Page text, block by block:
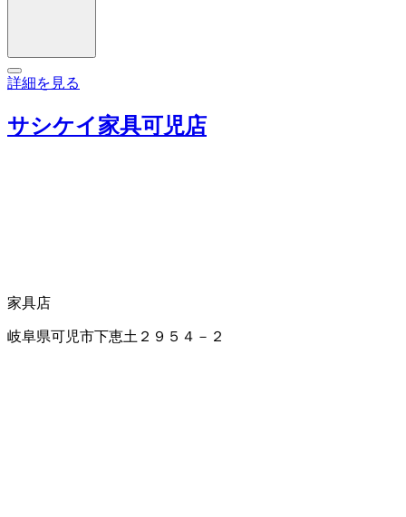
詳細を見る
サシケイ家具可児店
家具店
岐阜県可児市下恵土２９５４－２